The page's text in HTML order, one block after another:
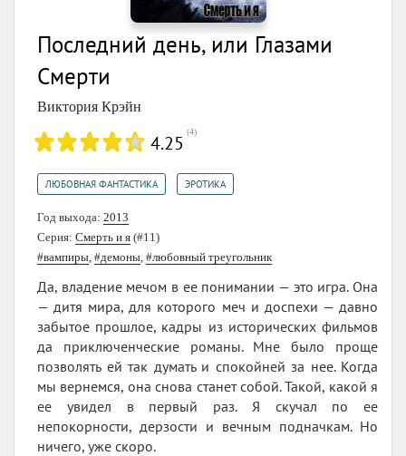
Последний день, или Глазами
Смерти
Виктория Крэйн
4.25 (4)
ЛЮБОВНАЯ ФАНТАСТИКА ЭРОТИКА
Год выхода: 2013
Серия: Смерть и я (#11)
#вампиры #демоны #любовный треугольник
Да, владение мечом в ее понимании — это игра. Она
— дитя мира, для которого меч и доспехи — давно
забытое прошлое, кадры из исторических фильмов
да приключенческие романы. Мне было проще
позволять ей так думать и спокойней за нее. Когда
мы вернемся, она снова станет собой. Такой, какой я
ее увидел в первый раз. Я скучал по ее
непокорности, дерзости и вечным подначкам. Но
ничего, уже скоро.